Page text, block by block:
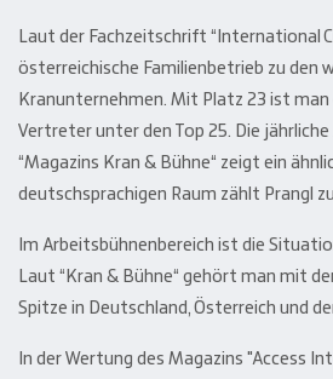
Laut der Fachzeitschrift “International
österreichische Familienbetrieb zu den
Kranunternehmen. Mit Platz 23 ist man
Vertreter unter den Top 25. Die
“Magazins Kran & Bühne“ zeigt ein
deutschsprachigen Raum zählt Prangl
Im Arbeitsbühnenbereich ist die
Laut “Kran & Bühne“ gehört man mit
Spitze in Deutschland, Österreich und
In der Wertung des Magazins "Access